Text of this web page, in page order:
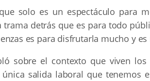
solo es un espectáculo para
trama detrás que es para todo
es para disfrutarla mucho y es
sobre el contexto que viven
salida laboral que tenemos